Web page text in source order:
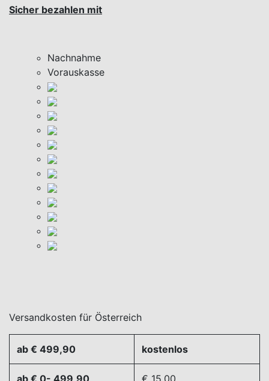
Sicher bezahlen mit
Nachnahme
Vorauskasse
Versandkosten für Österreich
ab € 499,90 kostenlos
ab € 0- 499,90 € 15,00